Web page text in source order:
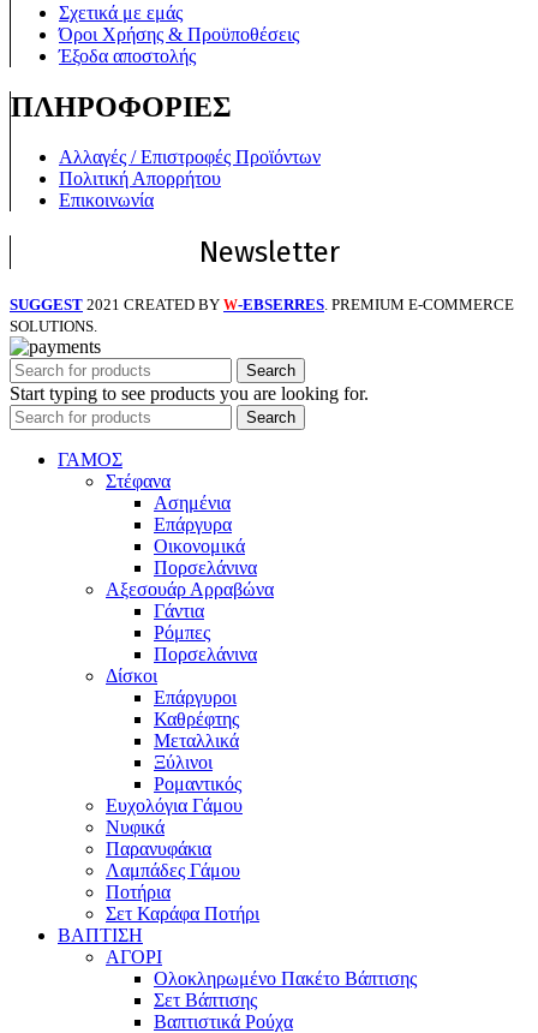
Σχετικά με εμάς
Όροι Χρήσης & Προϋποθέσεις
Έξοδα αποστολής
ΠΛΗΡΟΦΟΡΙΕΣ
Αλλαγές / Επιστροφές Προϊόντων
Πολιτική Απορρήτου
Επικοινωνία
Newsletter
SUGGEST 2021 CREATED BY W-EBSERRES. PREMIUM E-COMMERCE
SOLUTIONS.
Search
Start typing to see products you are looking for.
Search
ΓΑΜΟΣ
Στέφανα
Ασημένια
Επάργυρα
Οικονομικά
Πορσελάνινα
Αξεσουάρ Αρραβώνα
Γάντια
Ρόμπες
Πορσελάνινα
Δίσκοι
Επάργυροι
Καθρέφτης
Μεταλλικά
Ξύλινοι
Ρομαντικός
Ευχολόγια Γάμου
Νυφικά
Παρανυφάκια
Λαμπάδες Γάμου
Ποτήρια
Σετ Καράφα Ποτήρι
ΒΑΠΤΙΣΗ
ΑΓΟΡΙ
Ολοκληρωμένο Πακέτο Βάπτισης
Σετ Βάπτισης
Βαπτιστικά Ρούχα